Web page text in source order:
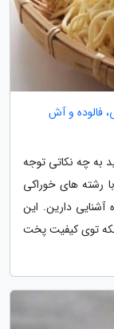
فالوده و آش
به چه نکاتی توجه
رشته های خوراکی
دارین. این
توی کیفیت پخت